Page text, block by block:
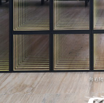
向右转